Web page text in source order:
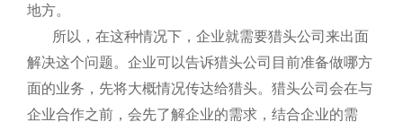
地方。
所以，在这种情况下，企业就需要猎头公司来出面
解决这个问题。企业可以告诉猎头公司目前准备做哪方
面的业务，先将大概情况传达给猎头。猎头公司会在与
企业合作之前，会先了解企业的需求，结合企业的需